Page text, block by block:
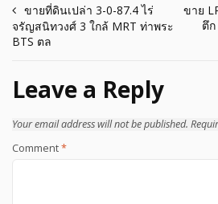
Post
navigation
ขายที่ดินเปล่า 3-0-87.4 ไร่
จรัญสนิทวงศ์ 3 ใกล้ MRT ท่าพระ
BTS ตล
ขาย
ตึ
Leave a Reply
Your email address will not be published.
Comment*